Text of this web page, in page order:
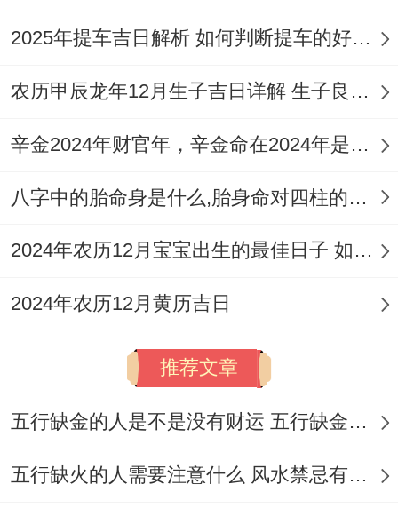
外正东
喜神:正南 福神：正东 财神：西南 阳贵神:
西北 阴贵神:正西
开光；伐木；动土；开市、交易，立券，入
宅；移徙，安床，纳畜，入殓，安葬。
土,百事兴旺，唯忌出行与针灸，需谨记！
2026年8月16日星期日
2025年提车吉日解析 如何判断提车的好日子
农历甲辰龙年12月生子吉日详解 生子良辰的影响因素
辛金2024年财官年，辛金命在2024年是财官年还是财印年
八字中的胎命身是什么,胎身命对四柱的影响
2024年农历12月宝宝出生的最佳日子 如何挑选适合的吉日
2024年农历12月黄历吉日
推荐文章
五行缺金的人是不是没有财运 五行缺金的人命运好不好
五行缺火的人需要注意什么 风水禁忌有哪些